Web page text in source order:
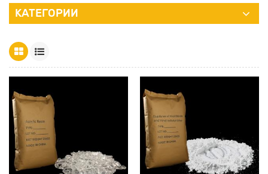
КАТЕГОРИИ